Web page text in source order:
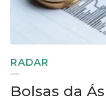
RADAR
Bolsas da